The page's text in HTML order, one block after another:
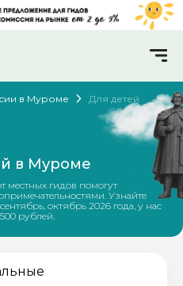
в Муроме Для детей
в Муроме
местных гидов помогут
Узнайте
октябрь 2026 года, у нас
рублей.